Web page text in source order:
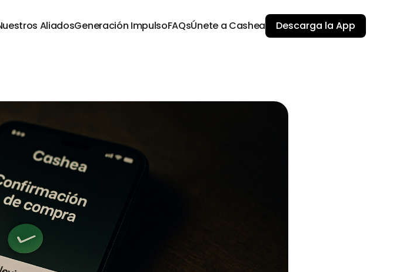
AliadosGeneración ImpulsoFAQsÚnete a Cashea Descarga la App